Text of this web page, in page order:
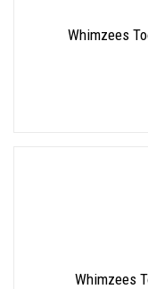
Whimzees
Whimzees